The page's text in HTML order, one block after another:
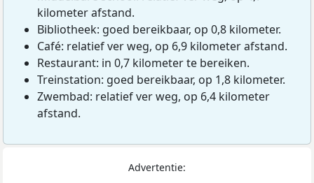
kilometer afstand.
Bibliotheek: goed bereikbaar, op 0,8 kilometer.
Café: relatief ver weg, op 6,9 kilometer afstand.
Restaurant: in 0,7 kilometer te bereiken.
Treinstation: goed bereikbaar, op 1,8 kilometer.
Zwembad: relatief ver weg, op 6,4 kilometer
afstand.
Advertentie: